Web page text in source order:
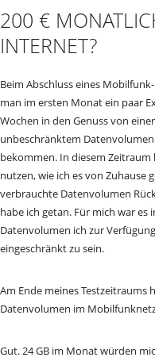
200 €
INTERNET?
Beim Abschluss eines
man im ersten Monat ein paar
Wochen in den Genuss von
unbeschränktem
bekommen. In diesem
nutzen, wie ich es von Zuhause
verbrauchte Datenvolumen
habe ich getan. Für mich war
Datenvolumen ich zur
eingeschränkt zu sein.
Am Ende meines Testzeitraums
Datenvolumen im
Gut. 24 GB im Monat würden